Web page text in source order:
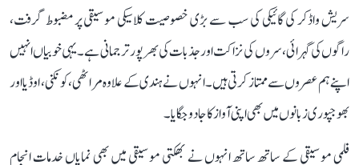
سریش واڈکر کی گائیکی کی سب سے بڑی خصوصیت کلاسیکی موسیقی پر مضبوط گرفت،
راگوں کی گہرائی، سروں کی نزاکت اور جذبات کی بھرپور ترجمانی ہے۔ یہی خوبیاں انہیں
اپنے ہم عصروں سے ممتاز کرتی ہیں۔ انہوں نے ہندی کے علاوہ مراٹھی، کونکنی، اوڈیا اور
بھوجپوری زبانوں میں بھی اپنی آواز کا جادو جگایا۔
فلمی موسیقی کے ساتھ ساتھ انہوں نے بھکتی موسیقی میں بھی نمایاں خدمات انجام